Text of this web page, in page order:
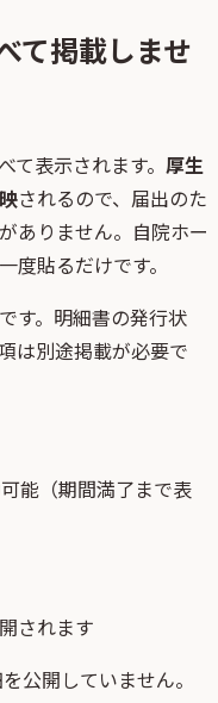
て掲載しませ
て表示されます。 厚生
されるので、届出のた
ありません。自院ホー
度貼るだけです。
す。明細書の発行状
は別途掲載が必要で
能（期間満了まで表
されます
公開していません。